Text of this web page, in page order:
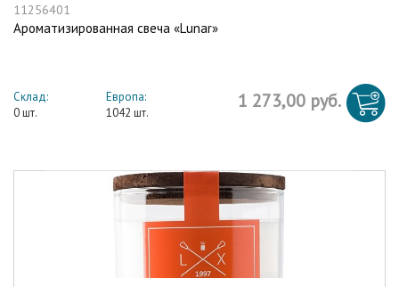
11256401
Ароматизированная свеча «Lunar»
Склад:
0 шт.
Европа:
1042 шт.
1 273,00 руб.